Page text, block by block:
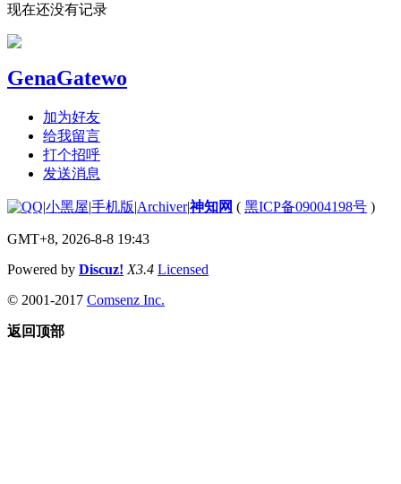
现在还没有记录
GenaGatewo
加为好友
给我留言
打个招呼
发送消息
|小黑屋|手机版|Archiver|神知网 ( 黑ICP备09004198号 )
GMT+8, 2026-8-8 19:43
Powered by Discuz! X3.4 Licensed
© 2001-2017 Comsenz Inc.
返回顶部